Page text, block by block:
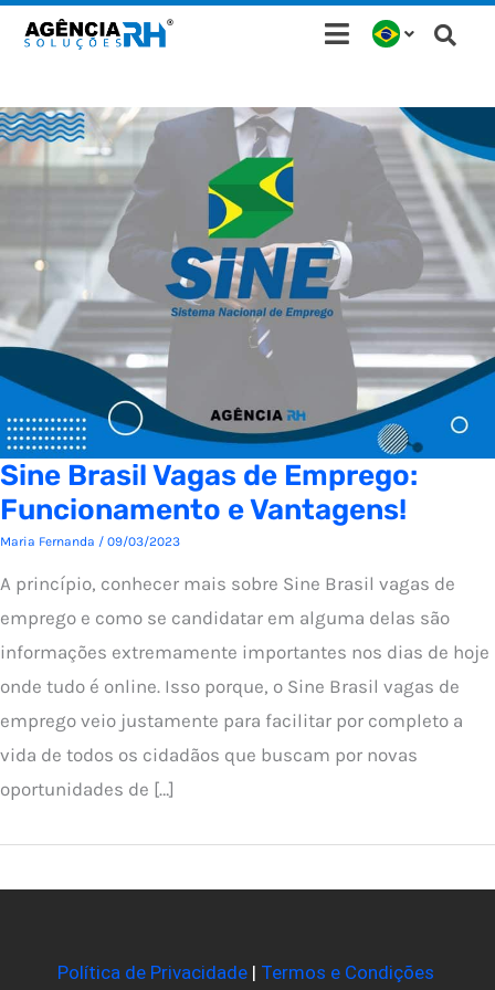
para
conteúdo
Sine Brasil Vagas de Emprego:
Funcionamento e Vantagens!
Maria Fernanda / 09/03/2023
A princípio, conhecer mais sobre Sine Brasil vagas de
emprego e como se candidatar em alguma delas são
informações extremamente importantes nos dias de hoje
onde tudo é online. Isso porque, o Sine Brasil vagas de
emprego veio justamente para facilitar por completo a
vida de todos os cidadãos que buscam por novas
oportunidades de […]
Política de Privacidade| Termos e Condições